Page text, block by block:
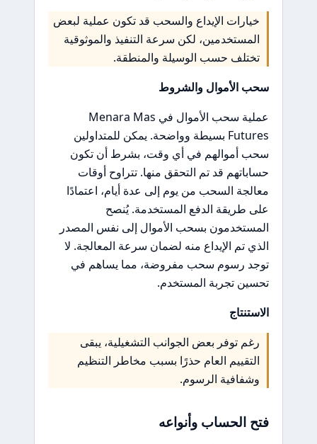
خيارات الإيداع والسحب قد تكون عملية لبعض
المستخدمين، لكن سرعة التنفيذ والموثوقية
تختلف حسب الوسيلة والمنطقة.
سحب الأموال والشروط
عملية سحب الأموال في Menara Mas
Futures بسيطة وواضحة. يمكن للمتداولين
سحب أموالهم في أي وقت، بشرط أن تكون
حساباتهم قد تم التحقق منها. تتراوح أوقات
معالجة السحب من يوم إلى عدة أيام، اعتمادًا
على طريقة الدفع المستخدمة. يُنصح
المستخدمون بسحب الأموال إلى نفس المصدر
الذي تم الإيداع منه لضمان سرعة المعالجة. لا
توجد رسوم سحب مفروضة، مما يساهم في
تحسين تجربة المستخدم.
الاستنتاج
رغم توفر بعض الجوانب التشغيلية، يبقى
التقييم العام حذرًا بسبب مخاطر التنظيم
وشفافية الرسوم.
فتح الحساب وأنواعه